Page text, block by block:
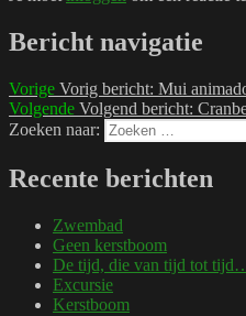
Bericht navigatie
Vorige Vorig bericht: Mui
Volgende Volgend bericht:
Zoeken naar:
Recente berichten
Zwembad
Geen kerstboom
De tijd, die van tijd tot
Excursie
Kerstboom